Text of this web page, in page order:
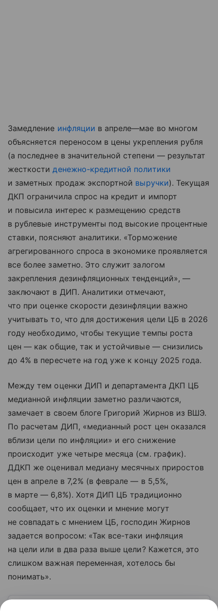
Замедление инфляции в апреле—мае во многом
объясняется переносом в цены укрепления рубля
(а последнее в значительной степени — результат
жесткостиденежно-кредитной политики
и заметных продаж экспортной выручки). Текущая
ДКП ограничила спрос на кредит и импорт
и повысила интерес к размещению средств
в рублевые инструменты под высокие процентные
ставки, поясняют аналитики. «Торможение
агрегированного спроса в экономике проявляется
все более заметно. Это служит залогом
закрепления дезинфляционных тенденций», —
заключают в ДИП. Аналитики отмечают,
что при оценке скорости дезинфляции важно
учитывать то, что для достижения цели ЦБ в 2026
году необходимо, чтобы текущие темпы роста
цен — как общие, так и устойчивые — снизились
до 4% в пересчете на год уже к концу 2025 года.
Между тем оценки ДИП и департамента ДКП ЦБ
медианной инфляции заметно различаются,
замечает в своем блоге Григорий Жирнов из ВШЭ.
По расчетам ДИП, «медианный рост цен оказался
вблизи цели по инфляции» и его снижение
происходит уже четыре месяца (см. график).
ДДКП же оценивал медиану месячных приростов
цен в апреле в 7,2% (в феврале — в 5,5%,
в марте — 6,8%). Хотя ДИП ЦБ традиционно
сообщает, что их оценки и мнение могут
не совпадать с мнением ЦБ, господин Жирнов
задается вопросом: «Так все-таки инфляция
на цели или в два раза выше цели? Кажется, это
слишком важная переменная, хотелось бы
понимать».